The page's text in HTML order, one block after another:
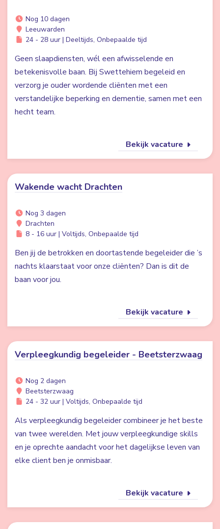
Nog 10 dagen
Leeuwarden
24 - 28 uur | Deeltijds, Onbepaalde tijd
Geen slaapdiensten, wél een afwisselende en
betekenisvolle baan. Bij Swettehiem begeleid en
verzorg je ouder wordende cliënten met een
verstandelijke beperking en dementie, samen met een
hecht team.
Bekijk vacature
Wakende wacht Drachten
Nog 3 dagen
Drachten
8 - 16 uur | Voltijds, Onbepaalde tijd
Ben jij de betrokken en doortastende begeleider die ’s
nachts klaarstaat voor onze cliënten? Dan is dit de
baan voor jou.
Bekijk vacature
Verpleegkundig begeleider - Beetsterzwaag
Nog 2 dagen
Beetsterzwaag
24 - 32 uur | Voltijds, Onbepaalde tijd
Als verpleegkundig begeleider combineer je het beste
van twee werelden. Met jouw verpleegkundige skills
en je oprechte aandacht voor het dagelijkse leven van
elke client ben je onmisbaar.
Bekijk vacature